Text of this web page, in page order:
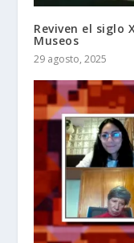
Reviven el siglo
Museos
29 agosto, 2025